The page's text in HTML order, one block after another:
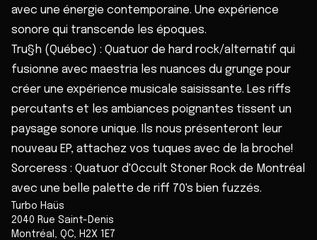
avec une énergie contemporaine. Une expérience
sonore qui transcende les époques.
Tru§h (Québec) : Quatuor de hard rock/alternatif qui
fusionne avec maestria les nuances du grunge pour
créer une expérience musicale saisissante. Les riffs
percutants et les ambiances poignantes tissent un
paysage sonore unique. Ils nous présenteront leur
nouveau EP, attachez vos tuques avec de la broche!
Sorceress : Quatuor d'Occult Stoner Rock de Montréal
avec une belle palette de riff 70's bien fuzzés.
Turbo Haüs
2040 Rue Saint-Denis
Montréal , QC, H2X 1E7